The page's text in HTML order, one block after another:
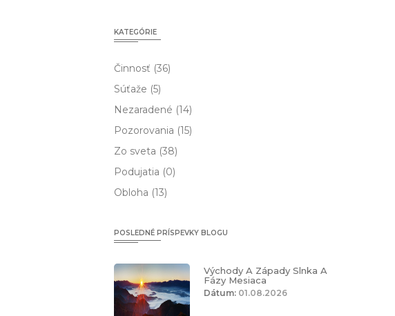
KATEGÓRIE
Činnosť (36)
Súťaže (5)
Nezaradené (14)
Pozorovania (15)
Zo sveta (38)
Podujatia (0)
Obloha (13)
POSLEDNÉ PRÍSPEVKY BLOGU
Východy A Západy Slnka A
Fázy Mesiaca
Dátum: 01.08.2026